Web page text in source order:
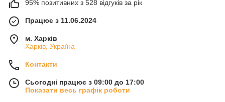
95% позитивних з 528 відгуків за рік
Працює з 11.06.2024
м. Харків
Харків, Україна
Контакти
Сьогодні працює з 09:00 до 17:00
Показати весь графік роботи